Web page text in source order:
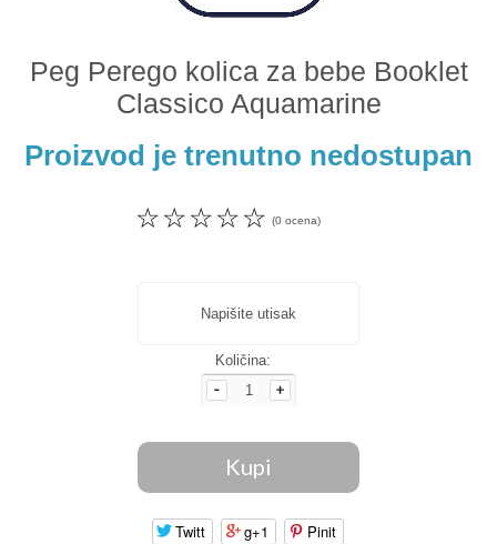
Peg Perego kolica za bebe Booklet
Classico Aquamarine
Proizvod je trenutno nedostupan
☆
☆
☆
☆
☆ (0 ocena)
Napišite utisak
Količina:
Twitt g+1 Pinit